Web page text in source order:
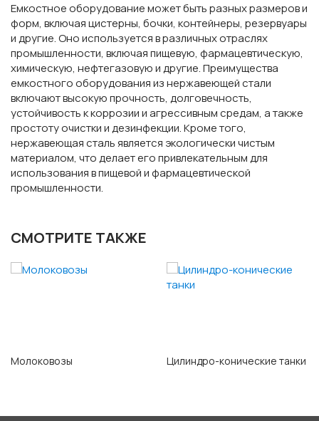
Емкостное оборудование может быть разных размеров и
форм, включая цистерны, бочки, контейнеры, резервуары
и другие. Оно используется в различных отраслях
промышленности, включая пищевую, фармацевтическую,
химическую, нефтегазовую и другие. Преимущества
емкостного оборудования из нержавеющей стали
включают высокую прочность, долговечность,
устойчивость к коррозии и агрессивным средам, а также
простоту очистки и дезинфекции. Кроме того,
нержавеющая сталь является экологически чистым
материалом, что делает его привлекательным для
использования в пищевой и фармацевтической
промышленности.
СМОТРИТЕ ТАКЖЕ
Молоковозы Цилиндро-конические танки